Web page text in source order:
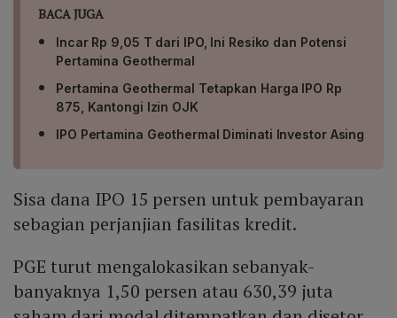
BACA JUGA
Incar Rp 9,05 T dari IPO, Ini Resiko dan Potensi
Pertamina Geothermal
Pertamina Geothermal Tetapkan Harga IPO Rp
875, Kantongi Izin OJK
IPO Pertamina Geothermal Diminati Investor Asing
Sisa dana IPO 15 persen untuk pembayaran
sebagian perjanjian fasilitas kredit.
PGE turut mengalokasikan sebanyak-
banyaknya 1,50 persen atau 630,39 juta